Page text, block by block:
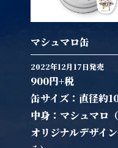
マシュマロ缶
2022年12月17日発売
900円+税
缶サイズ：直径
中身：マシュマロ
オリジナルデザイ